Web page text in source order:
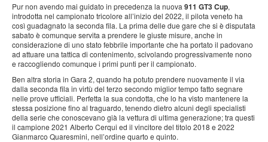
Pur non avendo mai guidato in precedenza la nuova 911 GT3 Cup,
introdotta nel campionato tricolore all’inizio del 2022, il pilota veneto ha
così guadagnato la seconda fila. La prima delle due gare che si è disputata
sabato è comunque servita a prendere le giuste misure, anche in
considerazione di uno stato febbrile importante che ha portato il padovano
ad attuare una tattica di contenimento, scivolando progressivamente nono
e raccogliendo comunque i primi punti per il campionato.
Ben altra storia in Gara 2, quando ha potuto prendere nuovamente il via
dalla seconda fila in virtù del terzo secondo miglior tempo fatto segnare
nelle prove ufficiali. Perfetta la sua condotta, che lo ha visto mantenere la
stessa posizione fino al traguardo, tenendo dietro alcuni degli specialisti
della serie che conoscevano già la vettura di ultima generazione; tra questi
il campione 2021 Alberto Cerqui ed il vincitore del titolo 2018 e 2022
Gianmarco Quaresmini, nell’ordine quarto e quinto.